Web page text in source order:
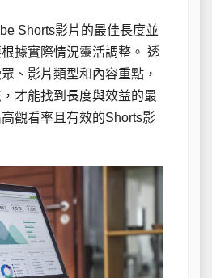
Shorts影片的最佳長度並
據實際情況靈活調整。 透
、影片類型和內容重點，
才能找到長度與效益的最
觀看率且有效的Shorts影